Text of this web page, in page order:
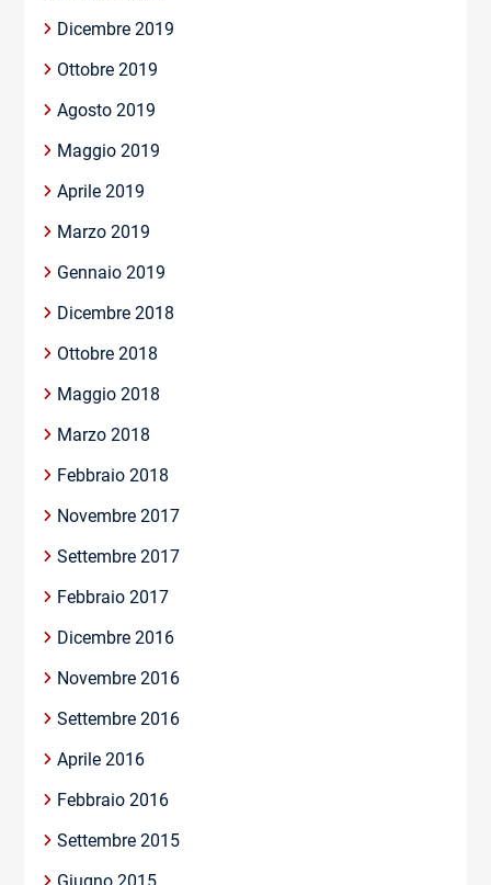
Dicembre 2019
Ottobre 2019
Agosto 2019
Maggio 2019
Aprile 2019
Marzo 2019
Gennaio 2019
Dicembre 2018
Ottobre 2018
Maggio 2018
Marzo 2018
Febbraio 2018
Novembre 2017
Settembre 2017
Febbraio 2017
Dicembre 2016
Novembre 2016
Settembre 2016
Aprile 2016
Febbraio 2016
Settembre 2015
Giugno 2015